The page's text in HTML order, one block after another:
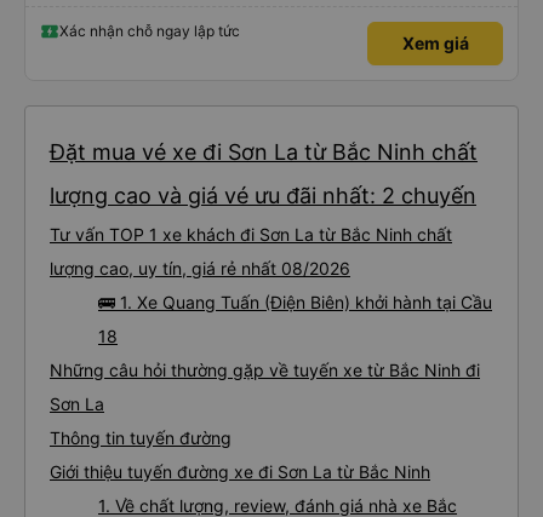
Xác nhận chỗ ngay lập tức
Xem giá
Đặt mua vé xe đi Sơn La từ Bắc Ninh chất
lượng cao và giá vé ưu đãi nhất: 2 chuyến
Tư vấn TOP 1 xe khách đi Sơn La từ Bắc Ninh chất
lượng cao, uy tín, giá rẻ nhất 08/2026
🚌 1. Xe Quang Tuấn (Điện Biên) khởi hành tại Cầu
18
Những câu hỏi thường gặp về tuyến xe từ Bắc Ninh đi
Sơn La
Thông tin tuyến đường
Giới thiệu tuyến đường xe đi Sơn La từ Bắc Ninh
1. Về chất lượng, review, đánh giá nhà xe Bắc